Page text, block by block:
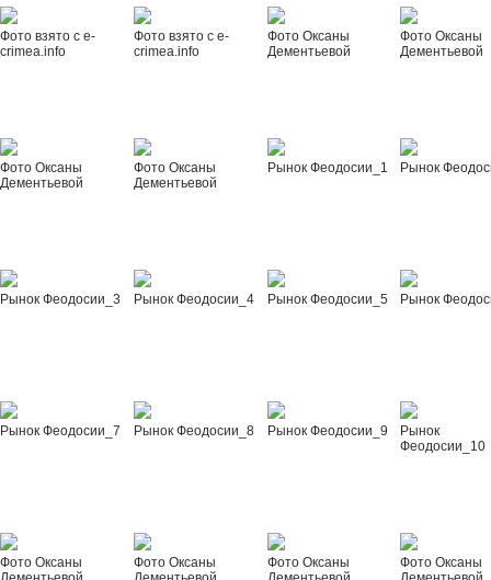
Фото взято с e-
crimea.info
Фото взято с e-
crimea.info
Фото Оксаны
Дементьевой
Фото Оксаны
Дементьевой
Фото Оксаны
Дементьевой
Фото Оксаны
Дементьевой
Рынок Феодосии_1 Рынок
Рынок Феодосии_3 Рынок Феодосии_4 Рынок Феодосии_5 Рынок
Рынок Феодосии_7 Рынок Феодосии_8 Рынок Феодосии_9
Рынок
Феодосии_10
Фото Оксаны
Фото Оксаны
Фото Оксаны
Фото Оксаны